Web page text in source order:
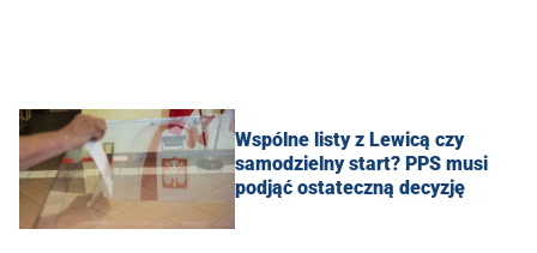
Wspólne listy z Lewicą czy
samodzielny start? PPS musi
podjąć ostateczną decyzję